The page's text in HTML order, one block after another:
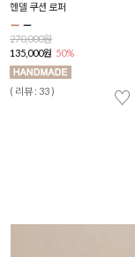
♡
헨델 쿠션 로퍼
270,000원
135,000원 50%
( 리뷰 : 33 )